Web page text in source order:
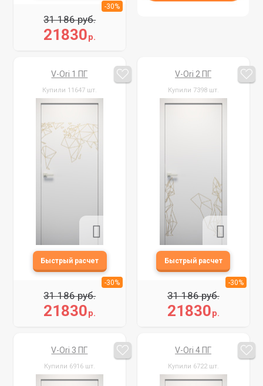
21830р.
31 186 руб.
-30%
V-Ori 1 ПГ
Купили 11647 шт.
21830р.
31 186 руб.
-30%
V-Ori 2 ПГ
Купили 7398 шт.
21830р.
31 186 руб.
-30%
V-Ori 3 ПГ
Купили 6916 шт.
V-Ori 4 ПГ
Купили 6722 шт.